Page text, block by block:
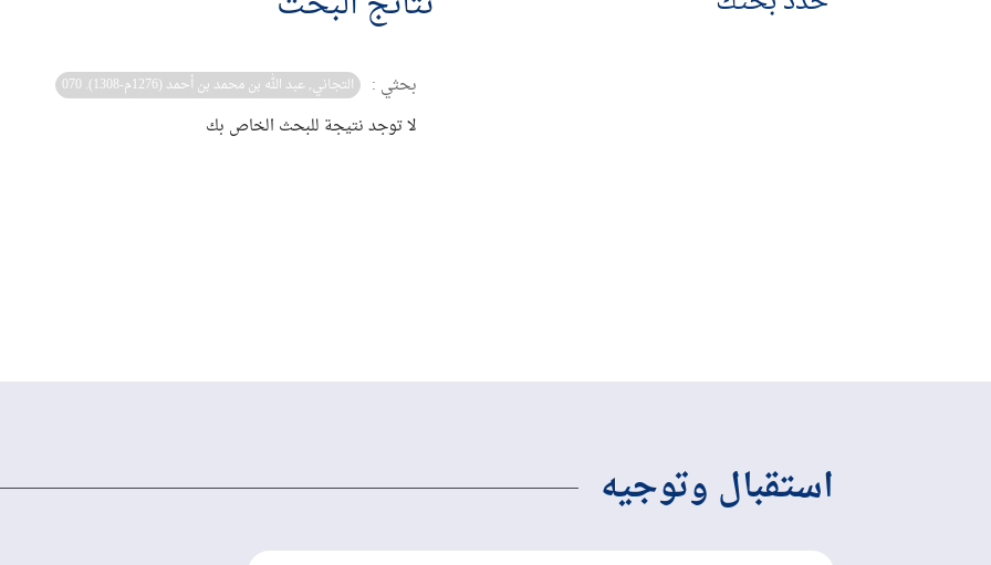
بحثي : التجاني, عبد الله بن محمد بن أحمد (1276م-1308). 070
لا توجد نتيجة للبحث الخاص بك
استقبال وتوجيه